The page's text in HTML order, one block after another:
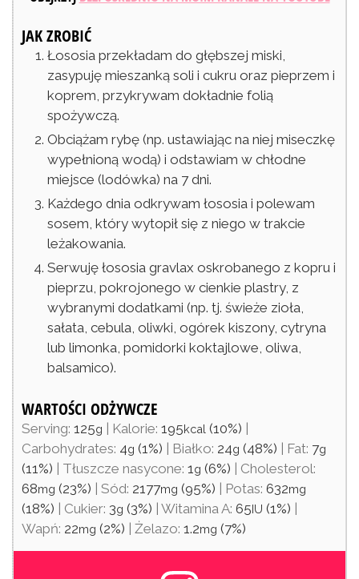
JAK ZROBIĆ
Łososia przekładam do głębszej miski,
zasypuję mieszanką soli i cukru oraz pieprzem i
koprem, przykrywam dokładnie folią
spożywczą.
Obciążam rybę (np. ustawiając na niej miseczkę
wypełnioną wodą) i odstawiam w chłodne
miejsce (lodówka) na 7 dni.
Każdego dnia odkrywam łososia i polewam
sosem, który wytopił się z niego w trakcie
leżakowania.
Serwuję łososia gravlax oskrobanego z kopru i
pieprzu, pokrojonego w cienkie plastry, z
wybranymi dodatkami (np. tj. świeże zioła,
sałata, cebula, oliwki, ogórek kiszony, cytryna
lub limonka, pomidorki koktajlowe, oliwa,
balsamico).
WARTOŚCI ODŻYWCZE
Serving: 125g | Kalorie: 195kcal (10%) |
Carbohydrates: 4g (1%) | Białko: 24g (48%) | Fat: 7g
(11%) | Tłuszcze nasycone: 1 g (6%) | Cholesterol:
68mg (23%) | Sód: 2177mg (95%) | Potas: 632mg
(18%) | Cukier: 3g (3%) | Witamina A: 65IU (1%) |
Wapń: 22mg (2%) | Żelazo: 1.2mg (7%)